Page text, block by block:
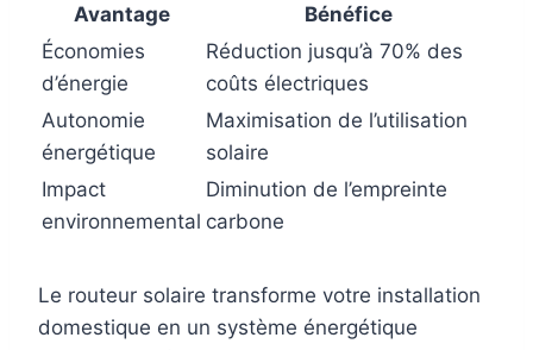
Avantage
Bénéfice
Économies
d’énergie
Réduction jusqu’à 70% des
coûts électriques
Autonomie
énergétique
Maximisation de l’utilisation
solaire
Impact
environnemental
Diminution de l’empreinte
carbone
Le routeur solaire transforme votre installation
domestique en un système énergétique